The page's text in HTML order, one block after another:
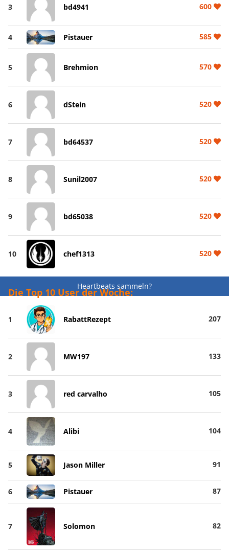
3 bd4941 600
4 Pistauer 585
5 Brehmion 570
6 dStein 520
7 bd64537 520
8 Sunil2007 520
9 bd65038 520
10 chef1313 520
Heartbeats sammeln?
Die Top 10 User der Woche:
1 RabattRezept 207
2 MW197 133
3 red carvalho 105
4 Alibi 104
5 Jason Miller 91
6 Pistauer 87
7 Solomon 82